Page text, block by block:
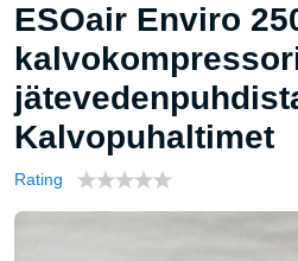
ESOair Enviro
Kalvopuhaltimet
Rating